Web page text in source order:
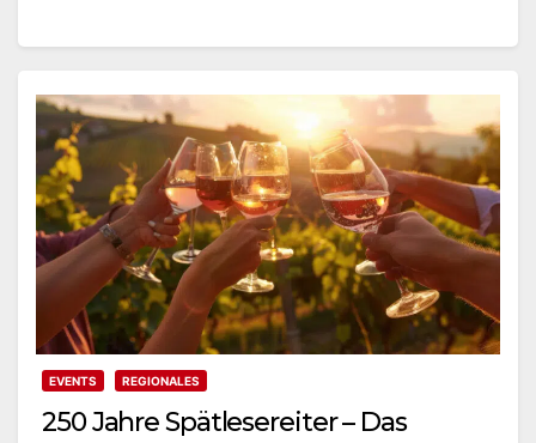
EVENTS REGIONALES
250 Jahre Spätlesereiter – Das